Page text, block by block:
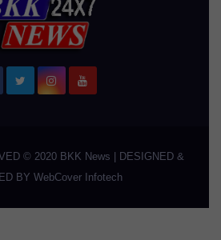
© 2020 BKK News
DESIGNED &
BY WebCover Infotech